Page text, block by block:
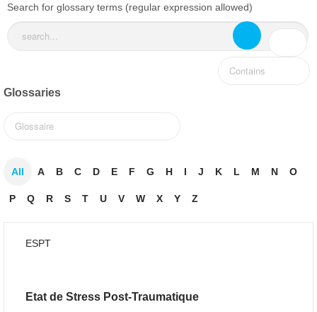
Search for glossary terms (regular expression allowed)
Glossaries
All A B C D E F G H I J K L M N O
P Q R S T U V W X Y Z
ESPT
Etat de Stress Post-Traumatique